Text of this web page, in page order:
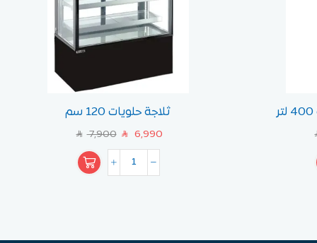
ثلاجة حلويات 120 سم
SAR 7,900 SAR 6,990